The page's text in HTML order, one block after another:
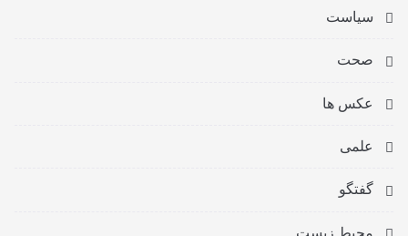
سیاست
صحت
عکس ها
علمی
گفتگو
محیط زیست